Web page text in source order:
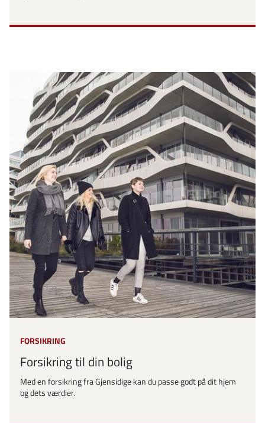
FORSIKRING
Forsikring til din bolig
Med en forsikring fra Gjensidige kan du passe godt på dit hjem
og dets værdier.